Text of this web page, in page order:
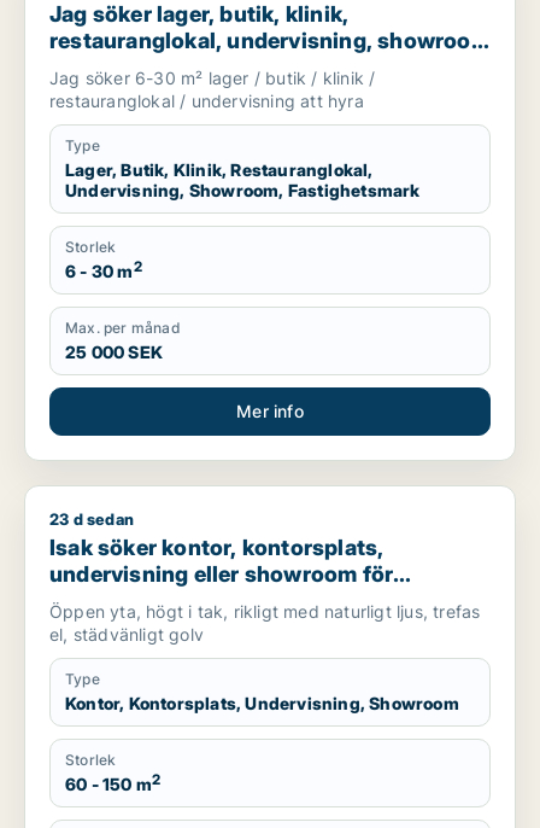
Jag söker lager, butik, klinik,
restauranglokal, undervisning, showroom
eller fastighetsmark för uthyrning i
Lundby, Göteborg eller Askim-Frölunda-
Högsbo m.fl.
Jag söker 6-30 m² lager / butik / klinik /
restauranglokal / undervisning att hyra
Type
Lager, Butik, Klinik, Restauranglokal,
Undervisning, Showroom, Fastighetsmark
Storlek
6 - 30 m2
Max. per månad
25 000 SEK
Mer info
Isak söker kontor, kontorsplats, undervisning eller
23 d sedan
Isak söker kontor, kontorsplats,
undervisning eller showroom för
uthyrning i Lundby, Göteborg eller Norra
hisingen m.fl.
Öppen yta, högt i tak, rikligt med naturligt ljus, trefas
el, städvänligt golv
Type
Kontor, Kontorsplats, Undervisning, Showroom
Storlek
60 - 150 m2